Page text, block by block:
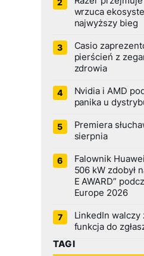
wrzuca
najwyższy bieg
Casio
pierścień z
zdrowia
Nvidia i AMD
panika u
Premiera
sierpnia
Falownik
506 kW zdobył
E AWARD”
Europe 2026
LinkedIn walczy
funkcja do
TAGI